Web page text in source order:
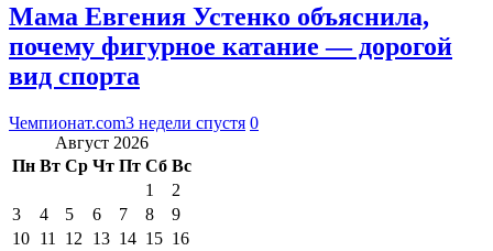
Мама Евгения Устенко объяснила,
почему фигурное катание — дорогой
вид спорта
Чемпионат.com3 недели спустя 0
Август 2026
Пн Вт Ср Чт Пт Сб Вс
1
2
3
4 5 6 7 8
9
10 11 12 13 14 15 16